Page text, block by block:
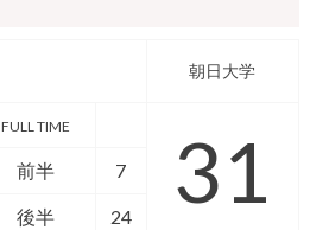
朝日大学
FULL TIME 31
前半 7
後半 24